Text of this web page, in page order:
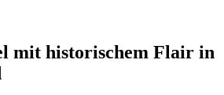
mit historischem Flair in